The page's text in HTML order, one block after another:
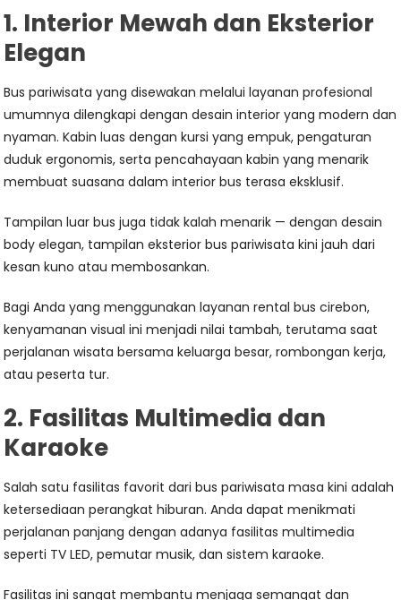
1. Interior Mewah dan Eksterior
Elegan
Bus pariwisata yang disewakan melalui layanan profesional
umumnya dilengkapi dengan desain interior yang modern dan
nyaman. Kabin luas dengan kursi yang empuk, pengaturan
duduk ergonomis, serta pencahayaan kabin yang menarik
membuat suasana dalam interior bus terasa eksklusif.
Tampilan luar bus juga tidak kalah menarik — dengan desain
body elegan, tampilan eksterior bus pariwisata kini jauh dari
kesan kuno atau membosankan.
Bagi Anda yang menggunakan layanan rental bus cirebon,
kenyamanan visual ini menjadi nilai tambah, terutama saat
perjalanan wisata bersama keluarga besar, rombongan kerja,
atau peserta tur.
2. Fasilitas Multimedia dan
Karaoke
Salah satu fasilitas favorit dari bus pariwisata masa kini adalah
ketersediaan perangkat hiburan. Anda dapat menikmati
perjalanan panjang dengan adanya fasilitas multimedia
seperti TV LED, pemutar musik, dan sistem karaoke.
Fasilitas ini sangat membantu menjaga semangat dan